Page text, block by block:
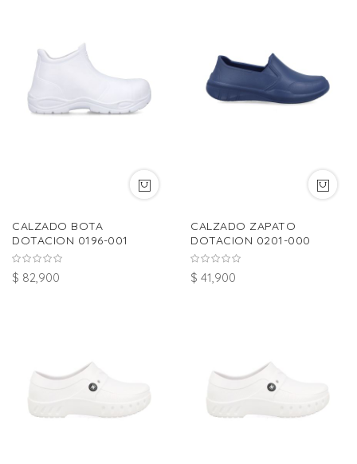
CALZADO BOTA
DOTACION 0196-001
$ 82,900
CALZADO ZAPATO
DOTACION 0201-000
$ 41,900